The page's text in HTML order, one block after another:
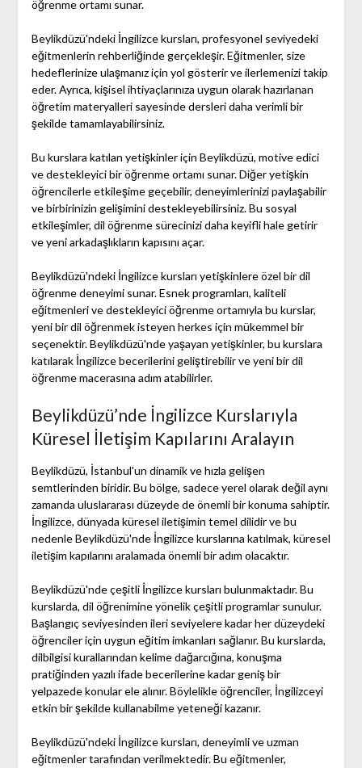
öğrenme ortamı sunar.
Beylikdüzü'ndeki İngilizce kursları, profesyonel seviyedeki
eğitmenlerin rehberliğinde gerçekleşir. Eğitmenler, size
hedeflerinize ulaşmanız için yol gösterir ve ilerlemenizi takip
eder. Ayrıca, kişisel ihtiyaçlarınıza uygun olarak hazırlanan
öğretim materyalleri sayesinde dersleri daha verimli bir
şekilde tamamlayabilirsiniz.
Bu kurslara katılan yetişkinler için Beylikdüzü, motive edici
ve destekleyici bir öğrenme ortamı sunar. Diğer yetişkin
öğrencilerle etkileşime geçebilir, deneyimlerinizi paylaşabilir
ve birbirinizin gelişimini destekleyebilirsiniz. Bu sosyal
etkileşimler, dil öğrenme sürecinizi daha keyifli hale getirir
ve yeni arkadaşlıkların kapısını açar.
Beylikdüzü'ndeki İngilizce kursları yetişkinlere özel bir dil
öğrenme deneyimi sunar. Esnek programları, kaliteli
eğitmenleri ve destekleyici öğrenme ortamıyla bu kurslar,
yeni bir dil öğrenmek isteyen herkes için mükemmel bir
seçenektir. Beylikdüzü'nde yaşayan yetişkinler, bu kurslara
katılarak İngilizce becerilerini geliştirebilir ve yeni bir dil
öğrenme macerasına adım atabilirler.
Beylikdüzü’nde İngilizce Kurslarıyla
Küresel İletişim Kapılarını Aralayın
Beylikdüzü, İstanbul'un dinamik ve hızla gelişen
semtlerinden biridir. Bu bölge, sadece yerel olarak değil aynı
zamanda uluslararası düzeyde de önemli bir konuma sahiptir.
İngilizce, dünyada küresel iletişimin temel dilidir ve bu
nedenle Beylikdüzü'nde İngilizce kurslarına katılmak, küresel
iletişim kapılarını aralamada önemli bir adım olacaktır.
Beylikdüzü'nde çeşitli İngilizce kursları bulunmaktadır. Bu
kurslarda, dil öğrenimine yönelik çeşitli programlar sunulur.
Başlangıç seviyesinden ileri seviyelere kadar her düzeydeki
öğrenciler için uygun eğitim imkanları sağlanır. Bu kurslarda,
dilbilgisi kurallarından kelime dağarcığına, konuşma
pratiğinden yazılı ifade becerilerine kadar geniş bir
yelpazede konular ele alınır. Böylelikle öğrenciler, İngilizceyi
etkin bir şekilde kullanabilme yeteneği kazanır.
Beylikdüzü'ndeki İngilizce kursları, deneyimli ve uzman
eğitmenler tarafından verilmektedir. Bu eğitmenler,